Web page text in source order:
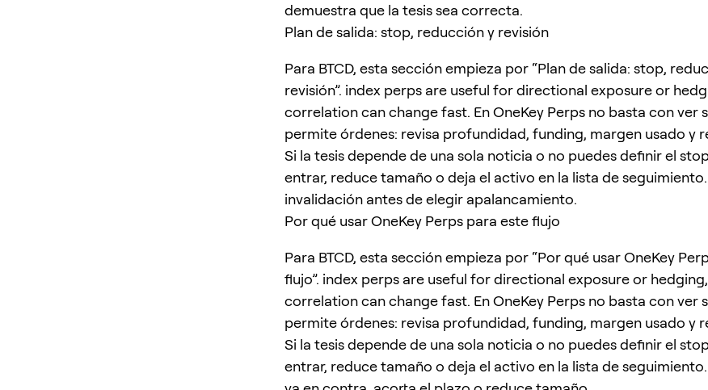
demuestra que la tesis sea correcta.
Plan de salida: stop, reducción y revisión
Para BTCD, esta sección empieza por “Plan de salida: stop,
revisión”. index perps are useful for directional exposure or
correlation can change fast. En OneKey Perps no basta con ver
permite órdenes: revisa profundidad, funding, margen usado y
Si la tesis depende de una sola noticia o no puedes definir el
entrar, reduce tamaño o deja el activo en la lista de
invalidación antes de elegir apalancamiento.
Por qué usar OneKey Perps para este flujo
Para BTCD, esta sección empieza por “Por qué usar OneKey
flujo”. index perps are useful for directional exposure or
correlation can change fast. En OneKey Perps no basta con ver
permite órdenes: revisa profundidad, funding, margen usado y
Si la tesis depende de una sola noticia o no puedes definir el
entrar, reduce tamaño o deja el activo en la lista de